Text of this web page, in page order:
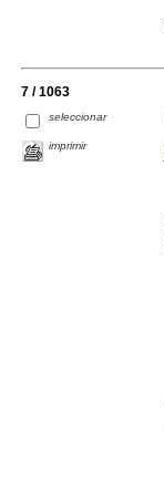
7 / 1063
seleccionar
imprimir